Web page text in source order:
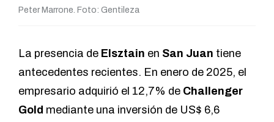
Peter Marrone. Foto: Gentileza
La presencia de Elsztain en San Juan tiene
antecedentes recientes. En enero de 2025, el
empresario adquirió el 12,7% de Challenger
Gold mediante una inversión de US$ 6,6